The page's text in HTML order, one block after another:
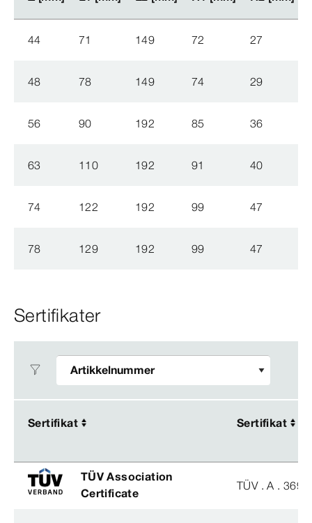
44 71 149 72 27
48 78 149 74 29
56 90 192 85 36
63 110 192 91 40
74 122 192 99 47
78 129 192 99 47
Sertifikater
Sertifikat Sertifikat
Sertifikat Sertifikat
TÜV Association
Certificate
TÜV . A . 369